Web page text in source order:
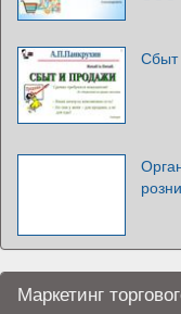
Сбыт
Маркетинг